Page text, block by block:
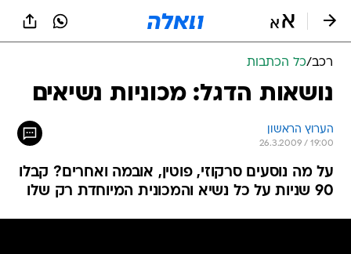
רכב/כל הכתבות
נושאות הדגל: מכוניות נשיאים
הערוץ הראשון
26.3.2009 / 19:00
על מה נוסעים סרקוזי, פוטין, אובמה ואחרים? קבלו
90 שניות על כל נשיא והמכונית המיוחדת רק שלו